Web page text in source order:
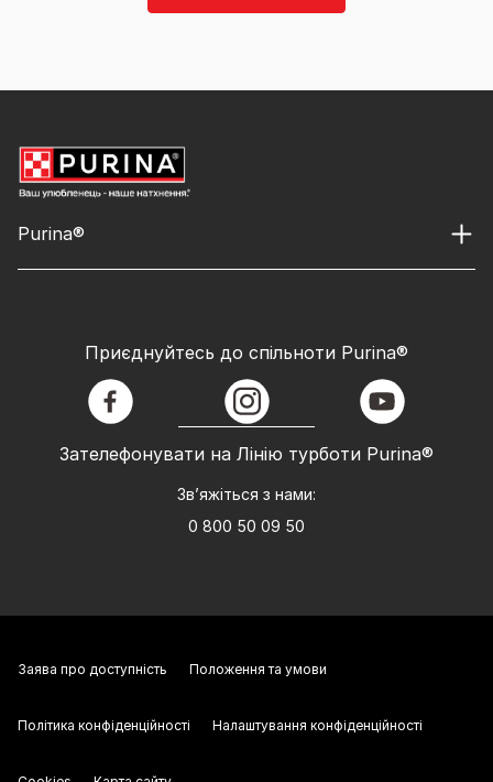
Purina®
Зателефонувати на Лінію турботи Purina®
Зв’яжіться з нами:
0 800 50 09 50
Приєднуйтесь до спільноти Purina®
facebook instagram youtube
Заява про доступність Положення та умови
Політика конфіденційності Налаштування конфіденційності